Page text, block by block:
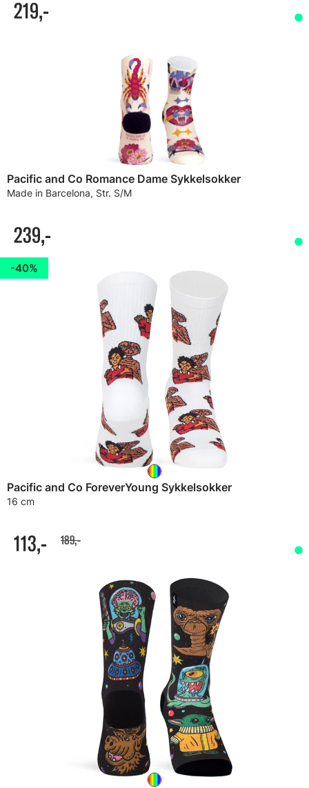
219,-
Pacific and Co Romance Dame Sykkelsokker
Made in Barcelona, Str. S/M
239,-
40%
Pacific and Co ForeverYoung Sykkelsokker
16 cm
113,- 189,-